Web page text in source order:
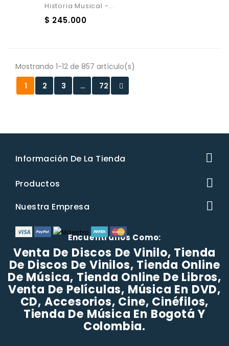
Historia Musical -...
$ 245.000
Mostrando 1-12 de 857 artículo(s)
1
2 3 … 72
Información De La Tienda
Productos
Nuestra Empresa
Encuéntranos Como:
Venta De Discos De Vinilo, Tienda
De Discos De Vinilos, Tienda Online
De Música, Tienda Online De Libros,
Venta De Películas, Música En DVD,
CD, Accesorios, Cine, Cinéfilos,
Tienda De Música En Bogotá Y
Colombia.